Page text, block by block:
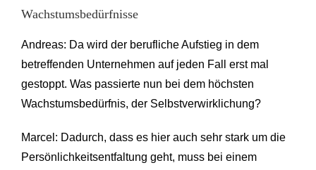
Wachstumsbedürfnisse
Andreas: Da wird der berufliche Aufstieg in dem
betreffenden Unternehmen auf jeden Fall erst mal
gestoppt. Was passierte nun bei dem höchsten
Wachstumsbedürfnis, der Selbstverwirklichung?
Marcel: Dadurch, dass es hier auch sehr stark um die
Persönlichkeitsentfaltung geht, muss bei einem